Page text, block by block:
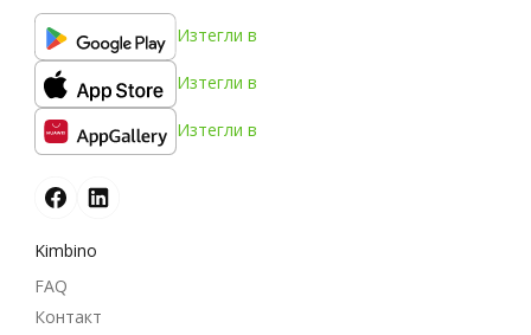
Изтегли в
Изтегли в
Изтегли в
Kimbino
FAQ
Контакт